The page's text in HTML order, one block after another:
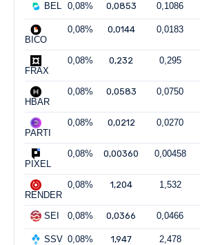
BEL 0,08% 0,0853 0,1086
BICO
0,08% 0,0144 0,0183
FRAX
0,08% 0,232 0,295
HBAR
0,08% 0,0583 0,0750
PARTI
0,08% 0,0212 0,0270
PIXEL
0,08% 0,00360 0,00458
RENDER
0,08% 1,204 1,532
SEI 0,08% 0,0366 0,0466
SSV 0,08% 1,947 2,478